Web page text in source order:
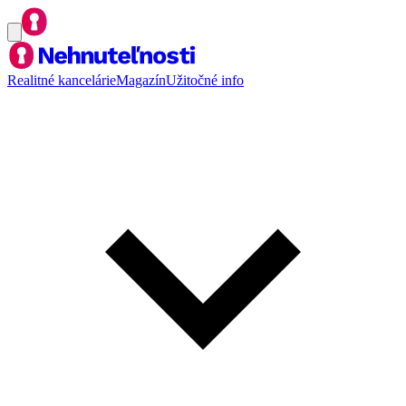
Realitné kancelárieMagazínUžitočné info